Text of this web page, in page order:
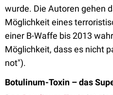
wurde. Die Autoren gehen
Möglichkeit eines
einer B-Waffe bis 2013
Möglichkeit, dass es nicht
not").
Botulinum-Toxin – das